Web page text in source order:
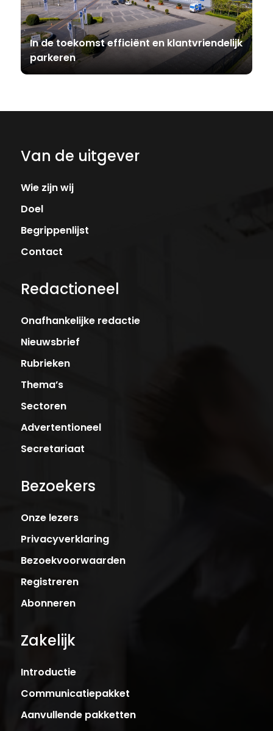
In de toekomst efficiënt en klantvriendelijk
parkeren
Van de uitgever
Wie zijn wij
Doel
Begrippenlijst
Contact
Redactioneel
Onafhankelijke redactie
Nieuwsbrief
Rubrieken
Thema’s
Sectoren
Advertentioneel
Secretariaat
Bezoekers
Onze lezers
Privacyverklaring
Bezoekvoorwaarden
Registreren
Abonneren
Zakelijk
Introductie
Communicatiepakket
Aanvullende pakketten